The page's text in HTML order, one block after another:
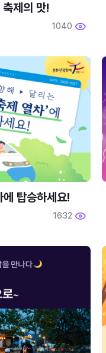
제의 맛!
1040
탑승하세요!
1632